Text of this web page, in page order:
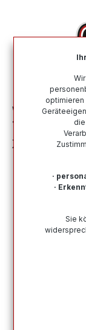
Winterreifen
TAURUS
XL
Bildergalerie
optimieren
·
·
Sie